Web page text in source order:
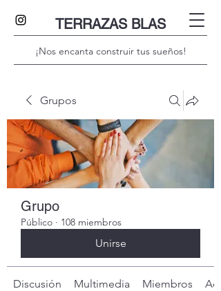
TERRAZAS BLAS
¡Nos encanta construir tus sueños!
Grupos
Grupo
Público · 108 miembros
Unirse
Discusión Multimedia Miembros